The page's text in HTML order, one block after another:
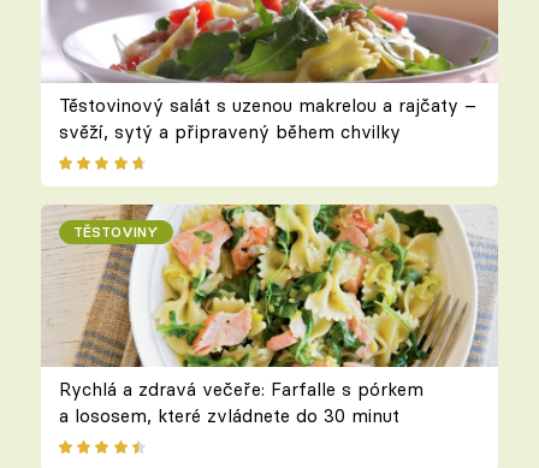
Těstovinový salát s uzenou makrelou a rajčaty –
svěží, sytý a připravený během chvilky
TĚSTOVINY
Rychlá a zdravá večeře: Farfalle s pórkem
a lososem, které zvládnete do 30 minut